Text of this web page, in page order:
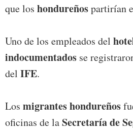
que los hondureñospartirían
Uno de los empleados del
indocumentados se
del IFE.
Los migrantes hondureños
oficinas de laSecretaría de